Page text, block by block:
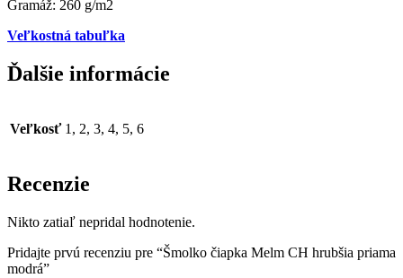
Gramáž: 260 g/m2
Veľkostná tabuľka
Ďalšie informácie
Veľkosť 1, 2, 3, 4, 5, 6
Recenzie
Nikto zatiaľ nepridal hodnotenie.
Pridajte prvú recenziu pre “Šmolko čiapka Melm CH hrubšia priama
modrá”